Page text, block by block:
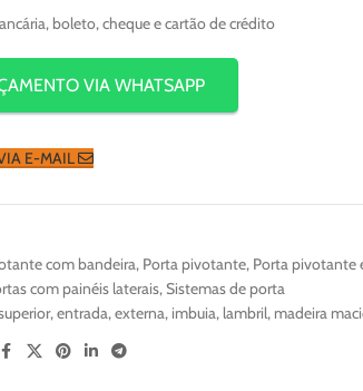
boleto, cheque e cartão de crédito
VIA WHATSAPP
E-MAIL
com bandeira, Porta pivotante, Porta pivotante
com painéis laterais,Sistemas de porta
,entrada,externa, imbuia, lambril, madeira